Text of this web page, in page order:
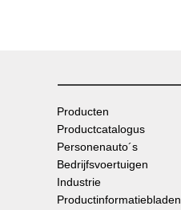
Producten
Productcatalogus
Personenauto´s
Bedrijfsvoertuigen
Industrie
Productinformatiebladen